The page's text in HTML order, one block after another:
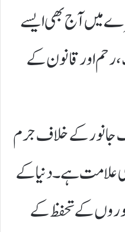
میں آج بھی ایسے
رحم اور قانون کے
جانور کے خلاف جرم
علامت ہے۔ دنیا کے
کے تحفظ کے